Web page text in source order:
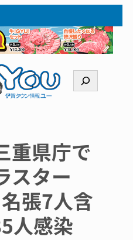
索
重県庁で
スター
張7人含
人感染